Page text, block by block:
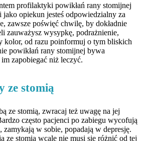
profilaktyki powikłań rany stomijnej
jako opiekun jesteś odpowiedzialny za
zawsze poświęć chwilę, by dokładnie
zauważysz wysypkę, podrażnienie,
kolor, od razu poinformuj o tym bliskich
powikłań rany stomijnej bywa
zapobiegać niż leczyć.
ze stomią
ze stomią, zwracaj też uwagę na jej
często pacjenci po zabiegu wycofują
zamykają w sobie, popadają w depresję.
ze stomią wcale nie musi się różnić od tej